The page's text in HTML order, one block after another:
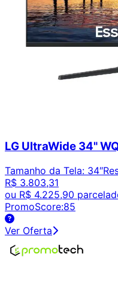
LG UltraWide 34"
Tamanho da Tela: 34″
R$ 3.803,31
ou R$ 4.225,90
PromoScore:85
Ver Oferta